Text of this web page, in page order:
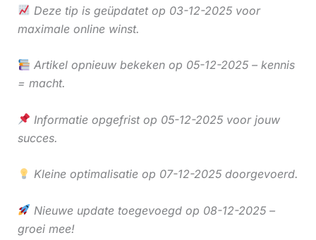
Deze tip is geüpdatet op 03-12-2025 voor
maximale online winst.
Artikel opnieuw bekeken op 05-12-2025 – kennis
= macht.
Informatie opgefrist op 05-12-2025 voor jouw
succes.
Kleine optimalisatie op 07-12-2025 doorgevoerd.
Nieuwe update toegevoegd op 08-12-2025 –
groei mee!